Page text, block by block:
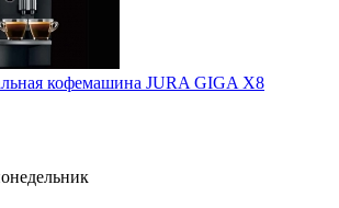
кофемашина JURA GIGA X8